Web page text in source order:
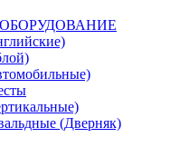
(Дверняк)